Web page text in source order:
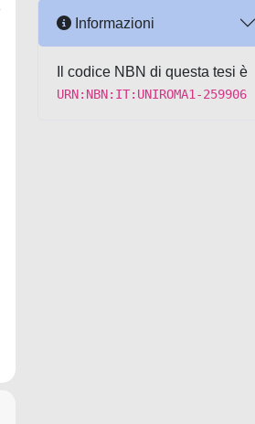
Informazioni
Il codice NBN di questa tesi è
URN:NBN:IT:UNIROMA1-259906